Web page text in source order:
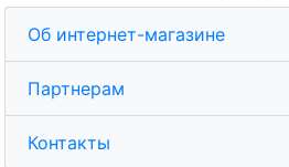
Об интернет-магазине
Партнерам
Контакты